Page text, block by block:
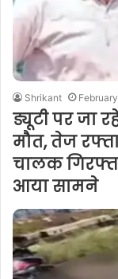
Shrikant
ड्यूटी पर जा
मौत, तेज
चालक
आया सामने